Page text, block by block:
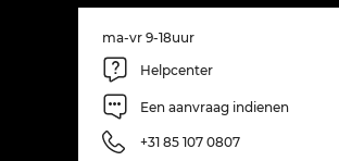
ma-vr 9-18uur
Helpcenter
Een aanvraag indienen
+31 85 107 0807